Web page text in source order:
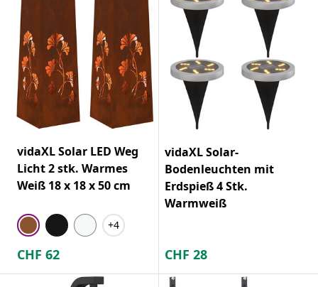
vidaXL Solar LED Weg
Licht 2 stk. Warmes
Weiß 18 x 18 x 50 cm
+4
CHF 62
vidaXL Solar-
Bodenleuchten mit
Erdspieß 4 Stk.
Warmweiß
CHF 28